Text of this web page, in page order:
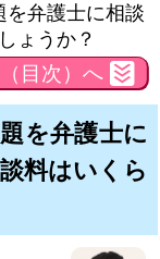
を弁護士に相談
ょうか？
目次）へ
を弁護士に
料はいくら